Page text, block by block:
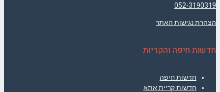
052-3190319
הצהרת נגישות האתר
חדשות חיפה והקריות
חדשות חיפה
חדשות קריית אתא